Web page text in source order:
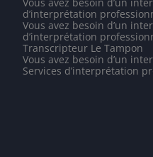
d’interprétation
Vous avez besoin d’un
d’interprétation
Transcripteur Le Tampon
Vous avez besoin d’un
Services d’interprétation